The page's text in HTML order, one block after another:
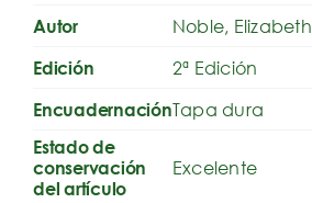
Autor Noble, Elizabeth
Edición 2ª Edición
EncuadernaciónTapa dura
Estado de
conservación
del artículo
Excelente